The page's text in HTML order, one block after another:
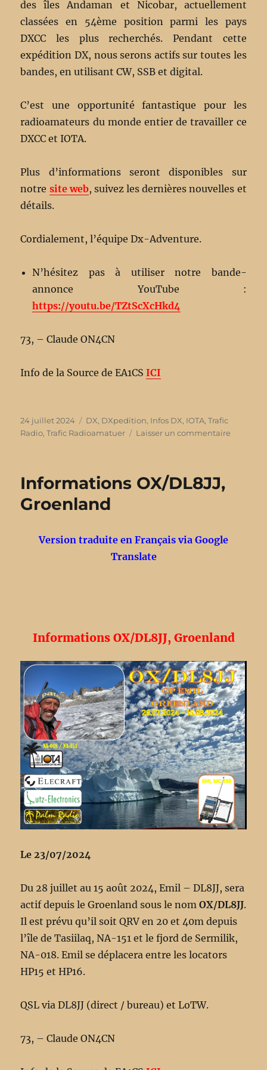
des îles Andaman et Nicobar, actuellement
classées en 54ème position parmi les pays
DXCC les plus recherchés. Pendant cette
expédition DX, nous serons actifs sur toutes les
bandes, en utilisant CW, SSB et digital.
C’est une opportunité fantastique pour les
radioamateurs du monde entier de travailler ce
DXCC et IOTA.
Plus d’informations seront disponibles sur
notre site web, suivez les dernières nouvelles et
détails.
Cordialement, l’équipe Dx-Adventure.
N’hésitez pas à utiliser notre bande-
annonce YouTube :
https://youtu.be/TZtScXcHkd4
73, – Claude ON4CN
Info de la Source de EA1CSICI
Publié
le
24 juillet 2024 Catégories
DX, DXpedition, Infos DX, IOTA,Trafic
Radio,Trafic Radioamatuer Laisser un commentaire
Informations OX/DL8JJ,
Groenland
Version traduite en Français via Google
Translate
Informations OX/DL8JJ, Groenland
Le 23/07/2024
Du 28 juillet au 15 août 2024, Emil – DL8JJ, sera
actif depuis le Groenland sous le nomOX/DL8JJ.
Il est prévu qu’il soit QRV en 20 et 40m depuis
l’île de Tasiilaq, NA-151 et le fjord de Sermilik,
NA-018. Emil se déplacera entre les locators
HP15 et HP16.
QSL via DL8JJ (direct / bureau) et LoTW.
73, – Claude ON4CN